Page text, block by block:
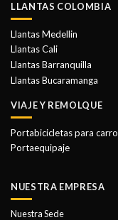
LLANTAS COLOMBIA
Llantas Medellin
Llantas Cali
Llantas Barranquilla
Llantas Bucaramanga
VIAJE Y REMOLQUE
Portabicicletas para carro
Portaequipaje
NUESTRA EMPRESA
Nuestra Sede